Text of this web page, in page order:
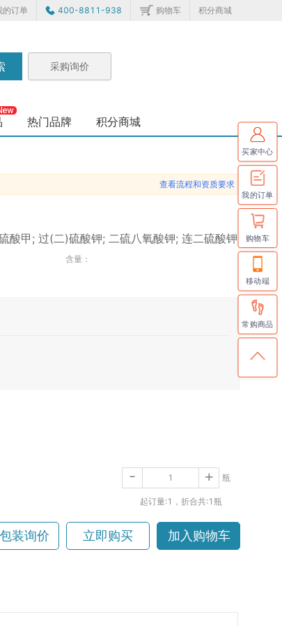
的订单 400-8811-938 购物车 积分商城
采购询价
热门品牌 积分商城
查看流程和资质要求
酸甲; 过(二)硫酸钾; 二硫八氧酸钾; 连二硫酸钾
含量：
- + 瓶
起订量:1 ，折合共:1瓶
装询价 立即购买 加入购物车
买家中心
我的订单
购物车
移动端
常购商品